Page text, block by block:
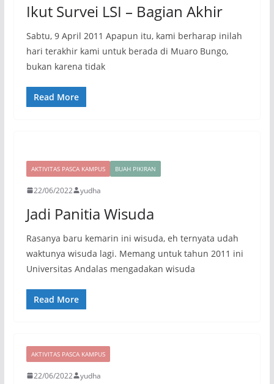
Ikut Survei LSI – Bagian Akhir
Sabtu, 9 April 2011 Apapun itu, kami berharap inilah
hari terakhir kami untuk berada di Muaro Bungo,
bukan karena tidak
Read More
AKTIVITAS PASCA KAMPUS BUAH PIKIRAN
22/06/2022 yudha
Jadi Panitia Wisuda
Rasanya baru kemarin ini wisuda, eh ternyata udah
waktunya wisuda lagi. Memang untuk tahun 2011 ini
Universitas Andalas mengadakan wisuda
Read More
AKTIVITAS PASCA KAMPUS
22/06/2022 yudha